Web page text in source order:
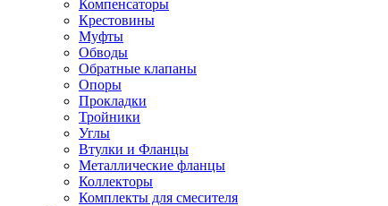
Компенсаторы
Крестовины
Муфты
Обводы
Обратные клапаны
Опоры
Прокладки
Тройники
Углы
Втулки и Фланцы
Металлические фланцы
Коллекторы
Комплекты для смесителя